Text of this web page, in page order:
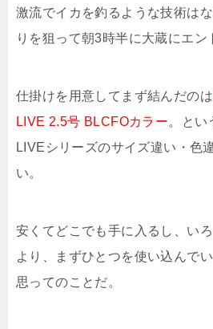
激流でイカを釣るような技術は
りを狙って朝3時半に大蔵にエン
仕掛けを用意してまず結んだのは
LIVE 2.5号 BLCFOカラー。とい
LIVEシリーズのサイズ違い・色
い。
安くてどこでも手に入るし、い
より、まずひとつを使い込んで
思ってのことだ。